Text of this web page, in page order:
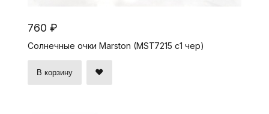
760 ₽
Солнечные очки Marston (MST7215 c1 чер)
В корзину